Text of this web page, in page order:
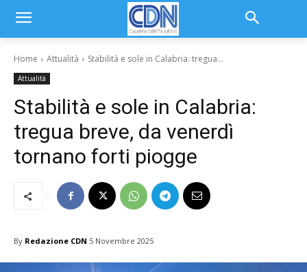
Home Attualità Stabilità e sole in Calabria: tregua...
Attualità
Stabilità e sole in Calabria:
tregua breve, da venerdì
tornano forti piogge
By Redazione CDN 5 Novembre 2025